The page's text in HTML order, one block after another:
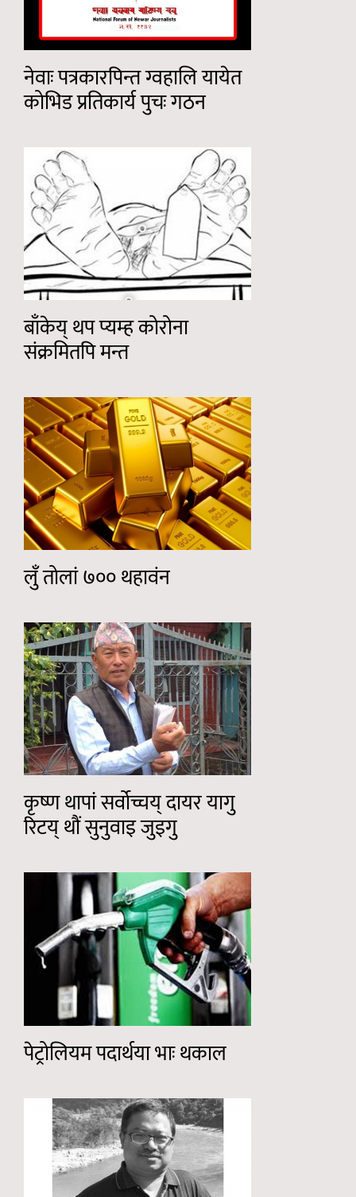
नेवाः पत्रकारपिन्त ग्वहालि यायेत
कोभिड प्रतिकार्य पुचः गठन
बाँकेय् थप प्यम्ह कोरोना
संक्रमितपि मन्त
लुँ तोलां ७०० थहावंन
कृष्ण थापां सर्वोच्चय् दायर यागु
रिटय् थौं सुनुवाइ जुइगु
पेट्रोलियम पदार्थया भाः थकाल